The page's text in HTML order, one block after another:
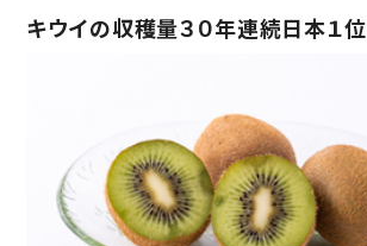
キウイの収穫量３０年連続日本１位